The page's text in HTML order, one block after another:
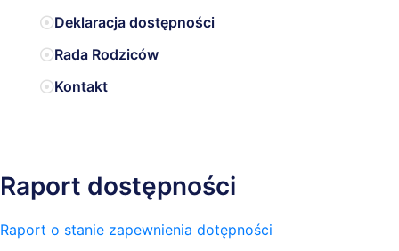
Deklaracja dostępności
Rada Rodziców
Kontakt
Raport dostępności
Raport o stanie zapewnienia dotępności